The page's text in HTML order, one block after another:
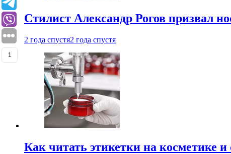
Стилист Александр Рогов призвал
2 года спустя2 года спустя
Как читать этикетки на косметике и
1